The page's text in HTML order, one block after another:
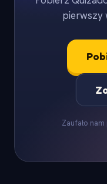
pierwszy
Zaufało